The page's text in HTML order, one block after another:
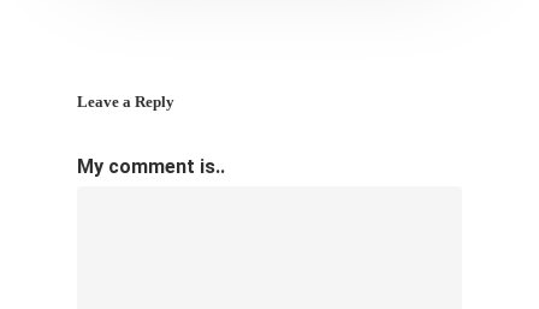
Leave a Reply
My comment is..